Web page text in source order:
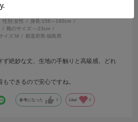
性別:女性 身長:156～160cm
靴のサイズ: ～23cm
イズ:M 都道府県:福島県
ず絶妙な丈、生地の手触りと高級感、どれ
できるので安心ですね。
参考になった 0 Like! 0